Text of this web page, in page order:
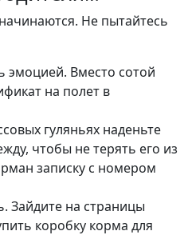
Не пытайтесь
эмоцией. Вместо сотой
на полет в
гуляньях наденьте
чтобы не терять его из
записку с номером
Зайдите на страницы
коробку корма для